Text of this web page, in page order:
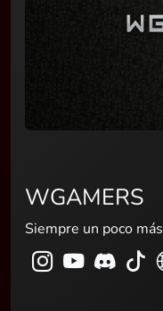
WGAMERS
Siempre un poco